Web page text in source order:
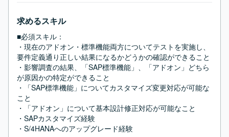
求めるスキル
■必須スキル：
・現在のアドオン・標準機能両方についてテストを実施し、
要件定義通り正しい結果になるかどうかの確認ができること
・影響調査の結果、「SAP標準機能」、「アドオン」どちら
が原因かの特定ができること
・「SAP標準機能」についてカスタマイズ変更対応が可能な
こと
・「アドオン」について基本設計修正対応が可能なこと
・SAPカスタマイズ経験
・S/4HANAへのアップグレード経験